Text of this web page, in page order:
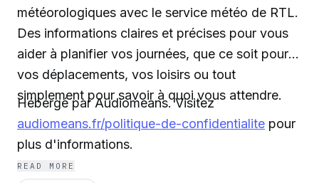
météorologiques avec le service météo de RTL.
Des informations claires et précises pour vous
aider à planifier vos journées, que ce soit pour
vos déplacements, vos loisirs ou tout
simplement pour savoir à quoi vous attendre.
Hébergé par Audiomeans. Visitez
audiomeans.fr/politique-de-confidentialite pour
plus d'informations.
READ MORE